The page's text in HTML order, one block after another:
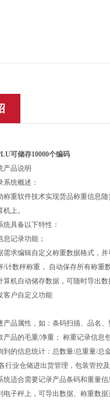
可储存10000个编码
产品说明
统概述：
称重软件技术实现货品称重信息
上。
具备以下特性：
息记录功能；
需求编辑自定义称重数据格式，并
/计数秤称重， 自动保存所有称重
算机自动储存数据，可随时导出数
客户自定义功能
产品属性，如：条码扫描、品名
产品的毛重/净重； 称重记录信息
的信息统计：总数量/总重量/总
行业仓储进出货管理，包装管控
统适合需要记录产品条码和重量
电子秤上，可导出数据、称重数